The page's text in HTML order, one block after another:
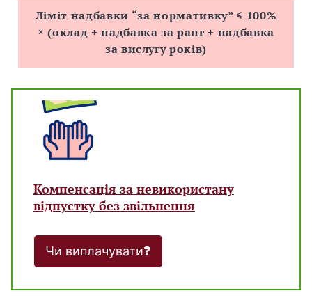
Ліміт надбавки “за нормативку” ≤ 100%
× (оклад + надбавка за ранг + надбавка
за вислугу років)
Компенсація за невикористану
відпустку без звільнення
Чи виплачувати❓